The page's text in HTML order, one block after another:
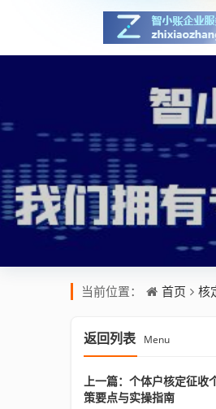
当前位置： 首页 核
返回列表 Menu
上一篇：个体户核定征收
策要点与实操指南